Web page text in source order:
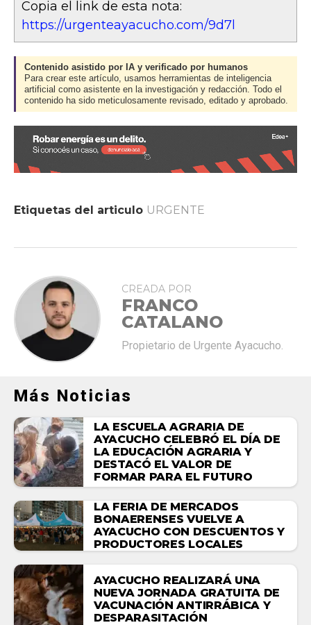
Copia el link de esta nota:
https://urgenteayacucho.com/9d7l
Contenido asistido por IA y verificado por humanos
Para crear este artículo, usamos herramientas de inteligencia
artificial como asistente en la investigación y redacción. Todo el
contenido ha sido meticulosamente revisado, editado y aprobado.
Etiquetas del articulo URGENTE
CREADA POR
FRANCO
CATALANO
Propietario de Urgente Ayacucho.
Más Noticias
LA ESCUELA AGRARIA DE
AYACUCHO CELEBRÓ EL DÍA DE
LA EDUCACIÓN AGRARIA Y
DESTACÓ EL VALOR DE
FORMAR PARA EL FUTURO
LA FERIA DE MERCADOS
BONAERENSES VUELVE A
AYACUCHO CON DESCUENTOS Y
PRODUCTORES LOCALES
AYACUCHO REALIZARÁ UNA
NUEVA JORNADA GRATUITA DE
VACUNACIÓN ANTIRRÁBICA Y
DESPARASITACIÓN